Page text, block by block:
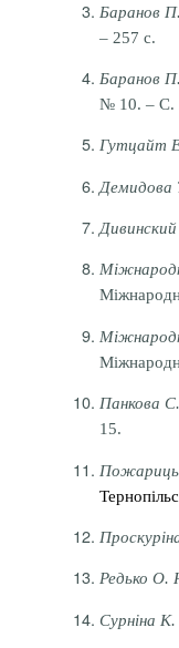
Баранов
– 257 с.
Баранов
№ 10. – С.
Гутцайт
Демидова
Панкова С.
15.
Редько О.
Сурніна